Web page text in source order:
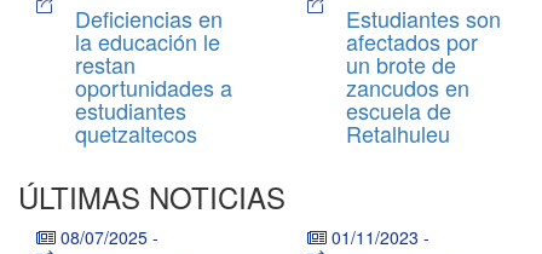
Deficiencias en
la educación le
restan
oportunidades a
estudiantes
quetzaltecos
Estudiantes son
afectados por
un brote de
zancudos en
escuela de
Retalhuleu
ÚLTIMAS NOTICIAS
08/07/2025 - 01/11/2023 -